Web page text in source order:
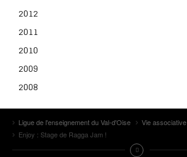
2012
2011
2010
2009
2008
Ligue de l'enseignement du Val-d'Oise
Vie associative
Enjoy : Stage de Ragga Jam !